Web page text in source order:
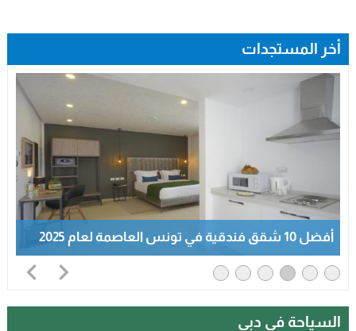
أخر المستجدات
أفضل 10 شقق فندقية في تونس العاصمة لعام 2025
السياحة في دبي